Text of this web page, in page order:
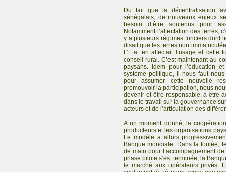
Du fait que la décentralisation
sénégalais, de nouveaux enjeux
besoin d’être soutenus pour
Notamment l’affectation des terres,
y a plusieurs régimes fonciers dont
disait que les terres non
L’Etat en affectait l’usage et
conseil rural. C’est maintenant au
paysans. Idem pour l’éducation
système politique, il nous faut
pour assumer cette nouvelle
promouvoir la participation, nous
devenir et être responsable, à être
dans le travail sur la gouvernance
acteurs et de l’articulation des
A un moment donné, la
producteurs et les organisations
Le modèle a allors
Banque mondiale. Dans la foulée,
de main pour l’accompagnement
phase pilote s’est terminée, la
le marché aux opérateurs privés.